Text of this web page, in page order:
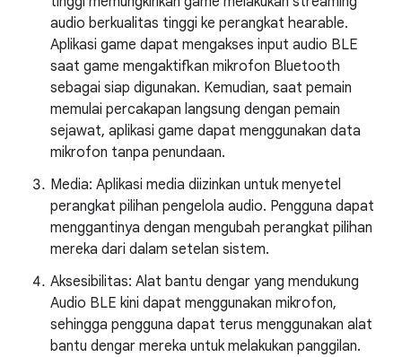
audio berkualitas tinggi ke perangkat hearable.
Aplikasi game dapat mengakses input audio BLE
saat game mengaktifkan mikrofon Bluetooth
sebagai siap digunakan. Kemudian, saat pemain
memulai percakapan langsung dengan pemain
sejawat, aplikasi game dapat menggunakan data
mikrofon tanpa penundaan.
Media: Aplikasi media diizinkan untuk menyetel
perangkat pilihan pengelola audio. Pengguna dapat
menggantinya dengan mengubah perangkat pilihan
mereka dari dalam setelan sistem.
Aksesibilitas: Alat bantu dengar yang mendukung
Audio BLE kini dapat menggunakan mikrofon,
sehingga pengguna dapat terus menggunakan alat
bantu dengar mereka untuk melakukan panggilan.